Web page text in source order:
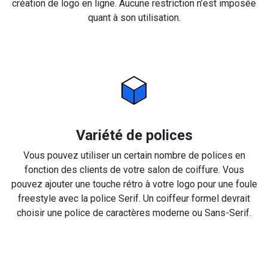
création de logo en ligne. Aucune restriction n’est imposée
quant à son utilisation.
Variété de polices
Vous pouvez utiliser un certain nombre de polices en
fonction des clients de votre salon de coiffure. Vous
pouvez ajouter une touche rétro à votre logo pour une foule
freestyle avec la police Serif. Un coiffeur formel devrait
choisir une police de caractères moderne ou Sans-Serif.